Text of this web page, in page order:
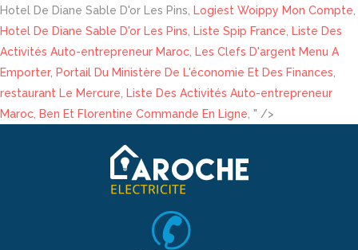
Hotel De Diane Sable D'or Les Pins, Logiest Woippy Mon Compte
Hotel De Diane Sable D'or Les Pins
Liste Spip France
Liste Des
Activités Auto-entrepreneur Maroc Les Clefs D'argent Menu A
Emporter, Portail Du Ministère De L'économie Et Des Finances
restaurant Le Mercure
Liste Des Activités Auto-entrepreneur
Maroc Ben Et Florentine Commande En Ligne , " />